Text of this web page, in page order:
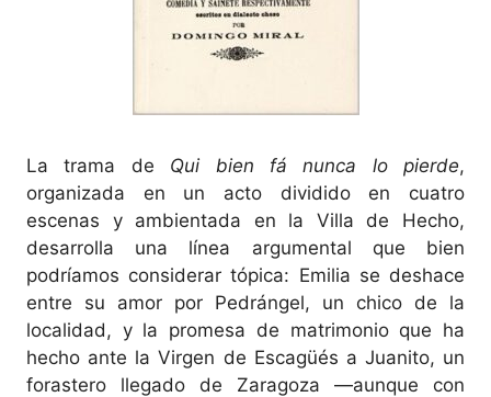
La trama de Qui bien fá nunca lo pierde,
organizada en un acto dividido en cuatro
escenas y ambientada en la Villa de Hecho,
desarrolla una línea argumental que bien
podríamos considerar tópica: Emilia se deshace
entre su amor por Pedrángel, un chico de la
localidad, y la promesa de matrimonio que ha
hecho ante la Virgen de Escagüés a Juanito, un
forastero llegado de Zaragoza ―aunque con